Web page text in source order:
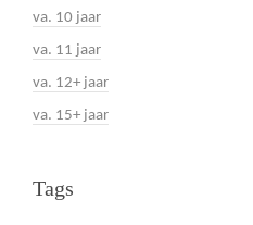
va. 10 jaar
va. 11 jaar
va. 12+ jaar
va. 15+ jaar
Tags